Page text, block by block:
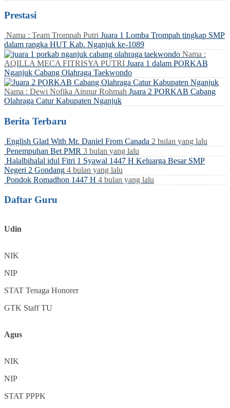
Prestasi
Nama : Team Trompah Putri Juara 1 Lomba Trompah tingkap SMP
dalam rangka HUT Kab. Nganjuk ke-1089
Nama :
AQILLA MECA FITRISYA PUTRI Juara 1 dalam PORKAB
Nganjuk Cabang Olahraga Taekwondo
Nama : Dewi Nofika Ainnur Rohmah Juara 2 PORKAB Cabang
Olahraga Catur Kabupaten Nganjuk
Berita Terbaru
English Glad With Mr. Daniel From Canada 2 bulan yang lalu
Penempuhan Bet PMR 3 bulan yang lalu
Halalbihalal idul Fitri 1 Syawal 1447 H Keluarga Besar SMP
Negeri 2 Gondang 4 bulan yang lalu
Pondok Romadhon 1447 H 4 bulan yang lalu
Daftar Guru
Udin
NIK
NIP
STAT Tenaga Honorer
GTK Staff TU
Agus
NIK
NIP
STAT PPPK